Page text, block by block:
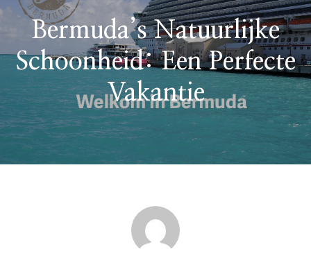
Bermuda’s Natuurlijke
Schoonheid: Een Perfecte
Vakantie